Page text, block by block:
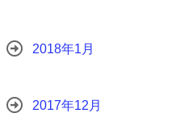
2018年1月
2017年12月